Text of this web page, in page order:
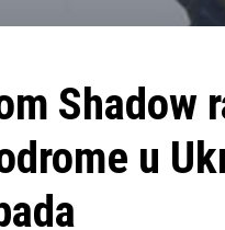
Shadow
u